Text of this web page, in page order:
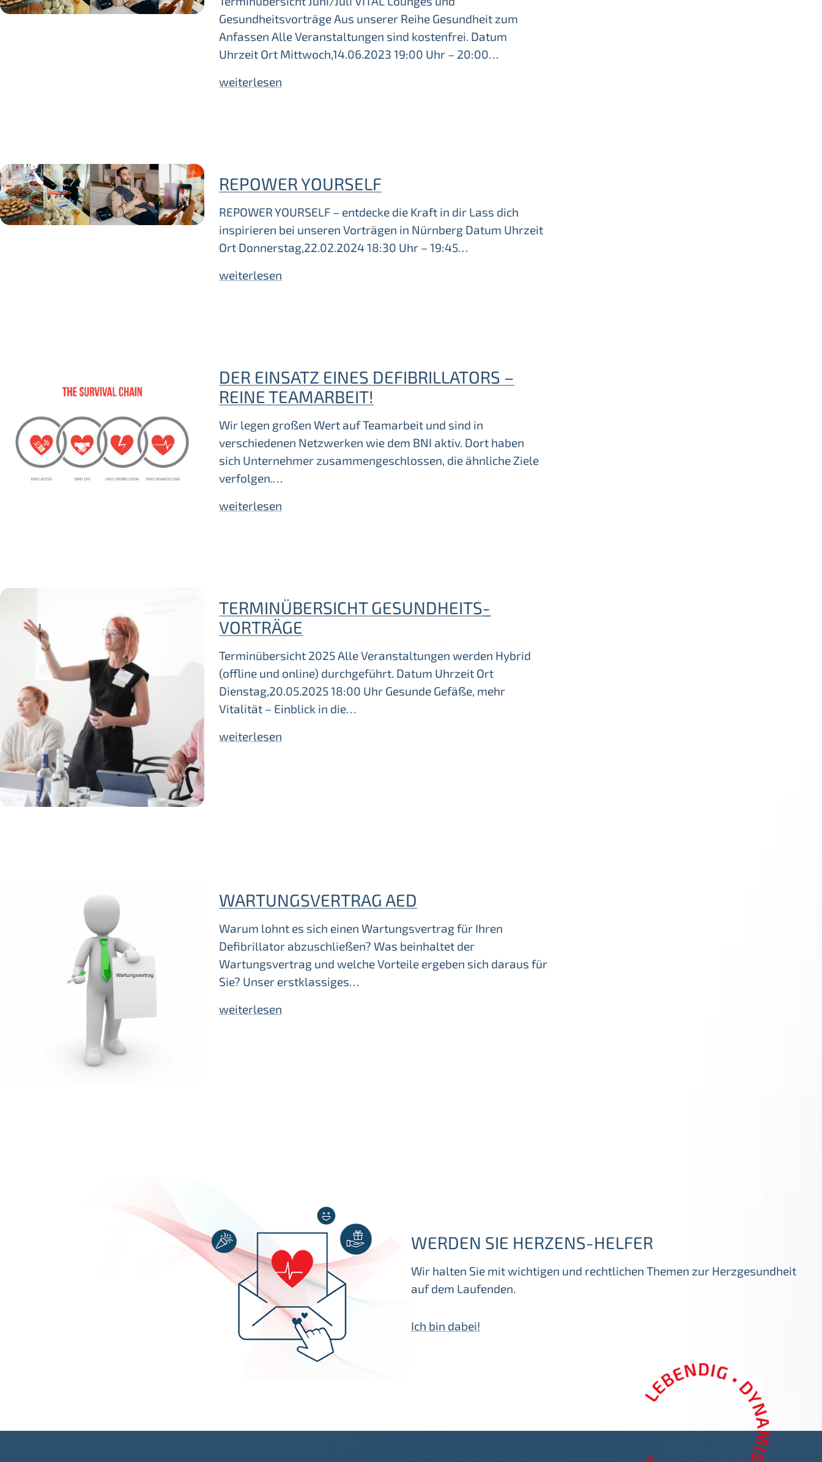
Gesundheitsvorträge Aus unserer Reihe Gesundheit zum
Anfassen Alle Veranstaltungen sind kostenfrei. Datum
Uhrzeit Ort Mittwoch,14.06.2023 19:00 Uhr – 20:00…
weiterlesen
REPOWER YOURSELF
REPOWER YOURSELF – entdecke die Kraft in dir Lass dich
inspirieren bei unseren Vorträgen in Nürnberg Datum Uhrzeit
Ort Donnerstag,22.02.2024 18:30 Uhr – 19:45…
weiterlesen
DER EINSATZ EINES DEFIBRILLATORS –
REINE TEAMARBEIT!
Wir legen großen Wert auf Teamarbeit und sind in
verschiedenen Netzwerken wie dem BNI aktiv. Dort haben
sich Unternehmer zusammengeschlossen, die ähnliche Ziele
verfolgen.…
weiterlesen
TERMINÜBERSICHT GESUNDHEITS­
VORTRÄGE
Terminübersicht 2025 Alle Veranstaltungen werden Hybrid
(offline und online) durchgeführt. Datum Uhrzeit Ort
Dienstag,20.05.2025 18:00 Uhr Gesunde Gefäße, mehr
Vitalität – Einblick in die…
weiterlesen
WARTUNGSVERTRAG AED
Warum lohnt es sich einen Wartungsvertrag für Ihren
Defibrillator abzuschließen? Was beinhaltet der
Wartungsvertrag und welche Vorteile ergeben sich daraus für
Sie? Unser erstklassiges…
weiterlesen
WERDEN SIE HERZENS-HELFER
Wir halten Sie mit wichtigen und rechtlichen Themen zur Herzgesundheit
auf dem Laufenden.
Ich bin dabei!